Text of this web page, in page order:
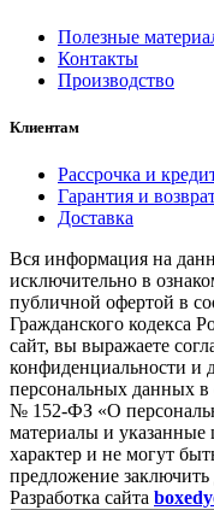
Полезные
Контакты
Производство
Клиентам
Рассрочка и
Гарантия и
Доставка
Вся информация на
исключительно в
публичной офертой в
Гражданского кодекса
сайт, вы выражаете
конфиденциальности и
персональных данных в
№ 152-ФЗ «О
материалы и
характер и не могут
предложение заключить
Разработка сайта